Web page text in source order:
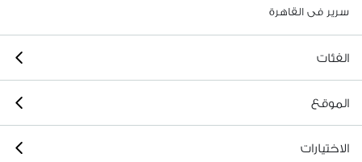
سرير فى القاهرة
الفئات
الموقع
الاختيارات